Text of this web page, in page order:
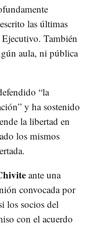
las últimas
También
aula, ni pública
“la
y ha sostenido
la libertad en
los mismos
ante una
convocada por
los socios del
con el acuerdo